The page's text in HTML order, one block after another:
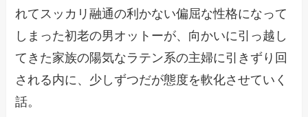
れてスッカリ融通の利かない偏屈な性格になって
しまった初老の男オットーが、向かいに引っ越し
てきた家族の陽気なラテン系の主婦に引きずり回
される内に、少しずつだが態度を軟化させていく
話。